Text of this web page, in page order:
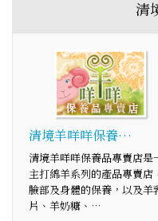
清
清境羊咩咩保養…
清境羊咩咩保養品專賣店是
主打綿羊系列的產品專賣店
臉部及身體的保養，以及羊
片、羊奶糖、…